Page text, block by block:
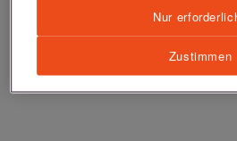
Hier der Link zum oben
Nur
Zustimmen